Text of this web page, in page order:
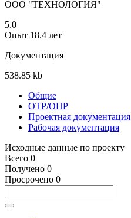
ООО "ТЕХНОЛОГИЯ"
5.0
Опыт 18.4 лет
Документация
538.85 kb
Общие
ОТР/ОПР
Проектная документация
Рабочая документация
Исходные данные по проекту
Всего 0
Получено 0
Просрочено 0